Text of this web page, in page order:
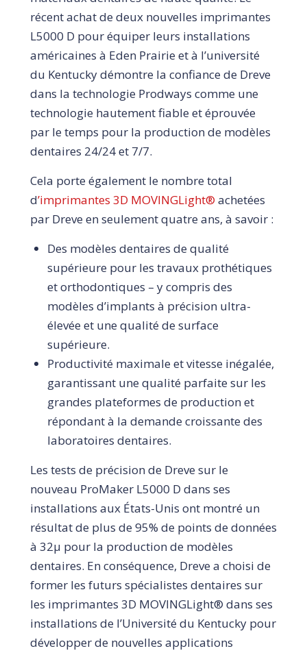
récent achat de deux nouvelles imprimantes
L5000 D pour équiper leurs installations
américaines à Eden Prairie et à l’université
du Kentucky démontre la confiance de Dreve
dans la technologie Prodways comme une
technologie hautement fiable et éprouvée
par le temps pour la production de modèles
dentaires 24/24 et 7/7.
Cela porte également le nombre total
d’imprimantes 3D MOVINGLight® achetées
par Dreve en seulement quatre ans, à savoir :
Des modèles dentaires de qualité
supérieure pour les travaux prothétiques
et orthodontiques – y compris des
modèles d’implants à précision ultra-
élevée et une qualité de surface
supérieure.
Productivité maximale et vitesse inégalée,
garantissant une qualité parfaite sur les
grandes plateformes de production et
répondant à la demande croissante des
laboratoires dentaires.
Les tests de précision de Dreve sur le
nouveau ProMaker L5000 D dans ses
installations aux États-Unis ont montré un
résultat de plus de 95% de points de données
à 32μ pour la production de modèles
dentaires. En conséquence, Dreve a choisi de
former les futurs spécialistes dentaires sur
les imprimantes 3D MOVINGLight® dans ses
installations de l’Université du Kentucky pour
développer de nouvelles applications